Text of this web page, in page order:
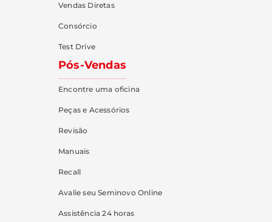
Vendas Diretas
Consórcio
Test Drive
Pós-Vendas
Encontre uma oficina
Peças e Acessórios
Revisão
Manuais
Recall
Avalie seu Seminovo Online
Assistência 24 horas